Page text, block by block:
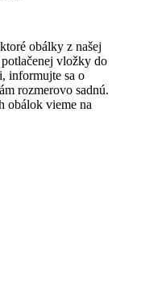
obálky z našej
vložky do
informujte sa o
rozmerovo sadnú.
obálok vieme na